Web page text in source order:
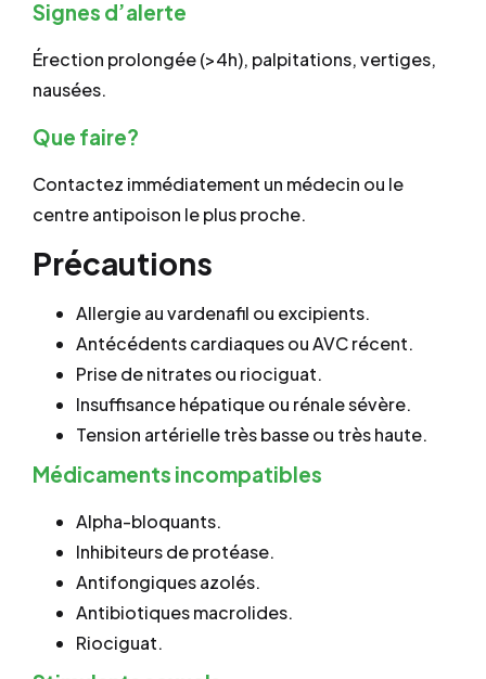
Signes d’alerte
Érection prolongée (>4h), palpitations, vertiges,
nausées.
Que faire?
Contactez immédiatement un médecin ou le
centre antipoison le plus proche.
Précautions
Allergie au vardenafil ou excipients.
Antécédents cardiaques ou AVC récent.
Prise de nitrates ou riociguat.
Insuffisance hépatique ou rénale sévère.
Tension artérielle très basse ou très haute.
Médicaments incompatibles
Alpha-bloquants.
Inhibiteurs de protéase.
Antifongiques azolés.
Antibiotiques macrolides.
Riociguat.